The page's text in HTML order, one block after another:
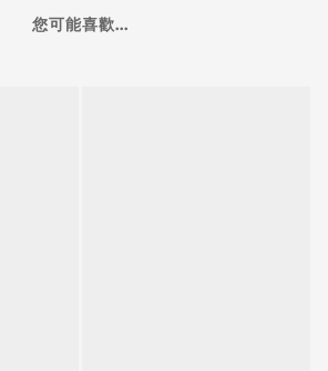
您可能喜歡...